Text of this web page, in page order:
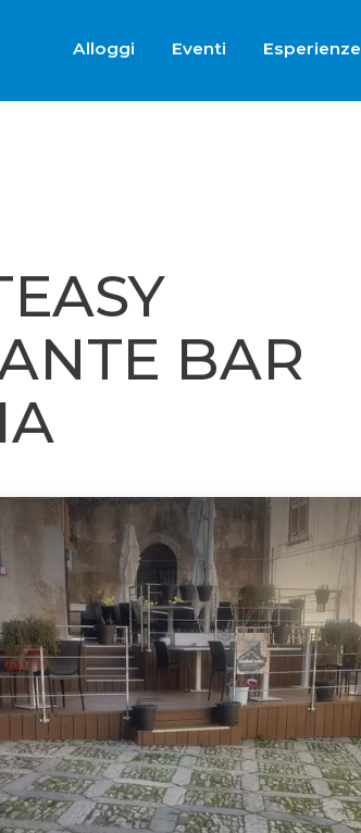
Alloggi Eventi Esperienze
BAR